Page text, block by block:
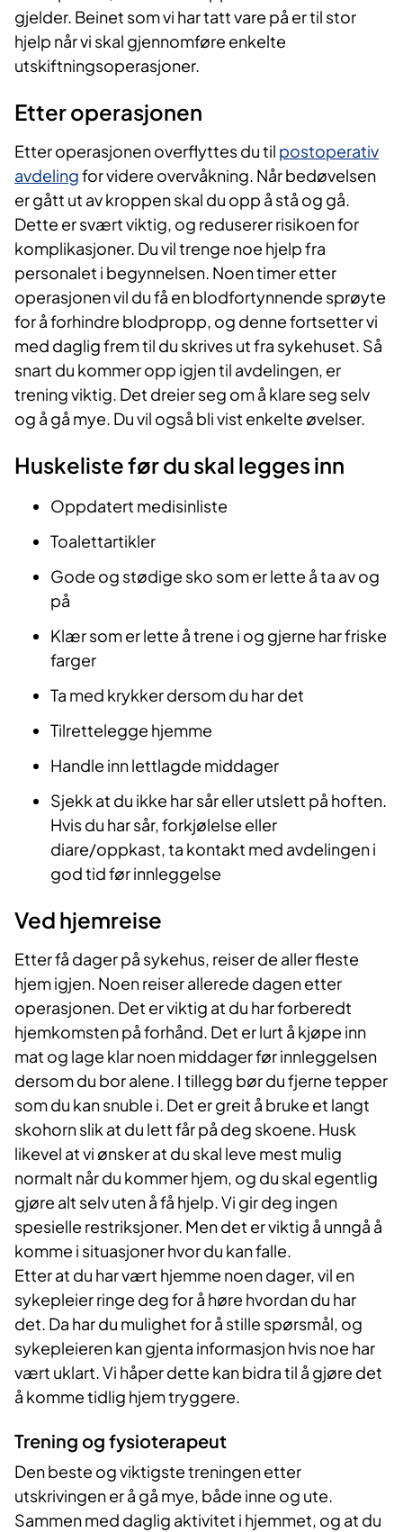
gjelder. Beinet som vi har tatt vare på er til stor
hjelp når vi skal gjennomføre enkelte
utskiftningsoperasjoner.
Etter operasjonen
Etter operasjonen overflyttes du til postoperativ
avdelingfor videre overvåkning. Når bedøvelsen
er gått ut av kroppen skal du opp å stå og gå.
Dette er svært viktig, og reduserer risikoen for
komplikasjoner. Du vil trenge noe hjelp fra
personalet i begynnelsen. Noen timer etter
operasjonen vil du få en blodfortynnende sprøyte
for å forhindre blodpropp, og denne fortsetter vi
med daglig frem til du skrives ut fra sykehuset. Så
snart du kommer opp igjen til avdelingen, er
trening viktig. Det dreier seg om å klare seg selv
og å gå mye. Du vil også bli vist enkelte øvelser.
Huskeliste før du skal legges inn
Oppdatert medisinliste
Toalettartikler
Gode og stødige sko som er lette å ta av og
på
Klær som er lette å trene i og gjerne har friske
farger
Ta med krykker dersom du har det
Tilrettelegge hjemme
Handle inn lettlagde middager
Sjekk at du ikke har sår eller utslett på hoften.
Hvis du har sår, forkjølelse eller
diare/oppkast, ta kontakt med avdelingen i
god tid før innleggelse
Ved hjemreise
Etter få dager på sykehus, reiser de aller fleste
hjem igjen. Noen reiser allerede dagen etter
operasjonen. Det er viktig at du har forberedt
hjemkomsten på forhånd. Det er lurt å kjøpe inn
mat og lage klar noen middager før innleggelsen
dersom du bor alene. I tillegg bør du fjerne tepper
som du kan snuble i. Det er greit å bruke et langt
skohorn slik at du lett får på deg skoene. Husk
likevel at vi ønsker at du skal leve mest mulig
normalt når du kommer hjem, og du skal egentlig
gjøre alt selv uten å få hjelp. Vi gir deg ingen
spesielle restriksjoner. Men det er viktig å unngå å
komme i situasjoner hvor du kan falle.
Etter at du har vært hjemme noen dager, vil en
sykepleier ringe deg for å høre hvordan du har
det. Da har du mulighet for å stille spørsmål, og
sykepleieren kan gjenta informasjon hvis noe har
vært uklart. Vi håper dette kan bidra til å gjøre det
å komme tidlig hjem tryggere.
Trening og fysioterapeut
Den beste og viktigste treningen etter
utskrivingen er å gå mye, både inne og ute.
Sammen med daglig aktivitet i hjemmet, og at du